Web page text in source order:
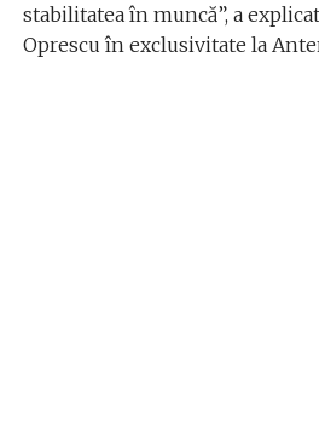
stabilitatea în muncă”, a
Oprescu în exclusivitate la